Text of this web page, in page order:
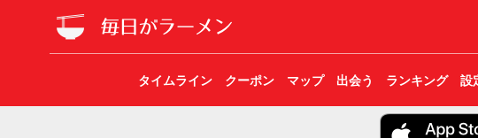
タイムライン クーポン マップ 出会う ランキング 設